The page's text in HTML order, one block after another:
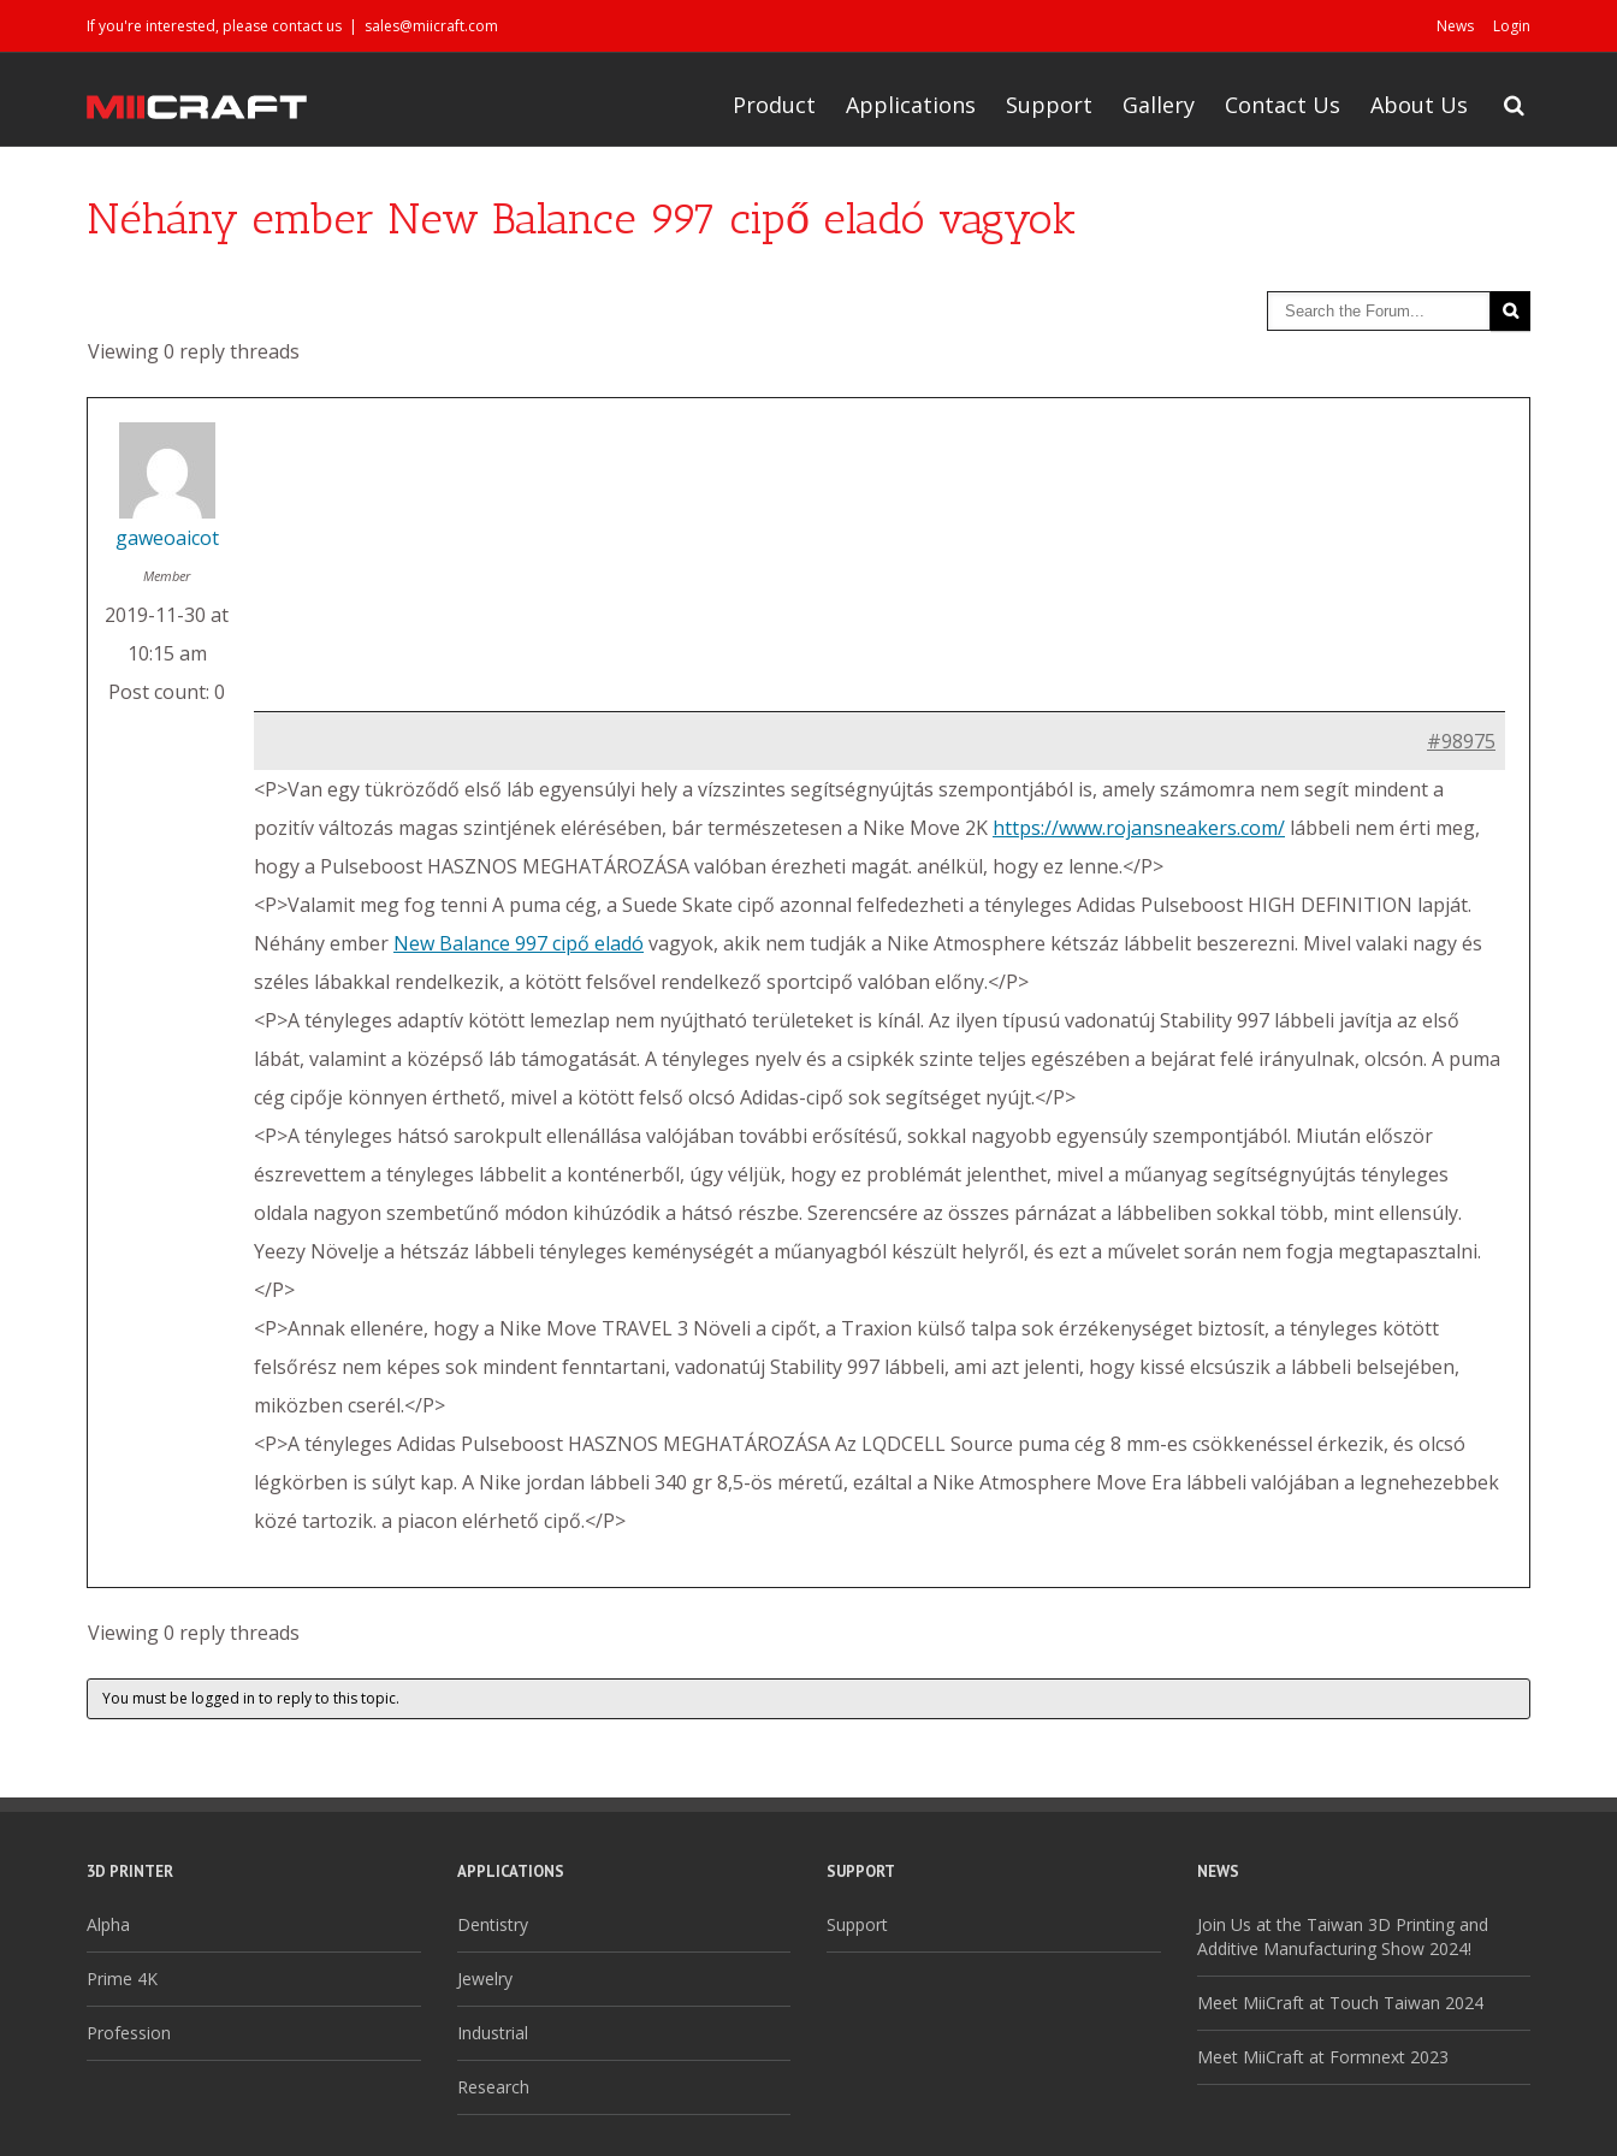
If you're interested, please contact us | sales@miicraft.com News Login
Product Applications Support Gallery Contact Us About Us
Néhány ember New Balance 997 cipő eladó vagyok
Viewing 0 reply threads
gaweoaicot
Member
2019-11-30 at
10:15 am
Post count: 0
#98975
<P>Van egy tükröződő első láb egyensúlyi hely a vízszintes segítségnyújtás szempontjából is, amely számomra nem segít mindent a
pozitív változás magas szintjének elérésében, bár természetesen a Nike Move 2K https://www.rojansneakers.com/ lábbeli nem érti meg,
hogy a Pulseboost HASZNOS MEGHATÁROZÁSA valóban érezheti magát. anélkül, hogy ez lenne.</P>
<P>Valamit meg fog tenni A puma cég, a Suede Skate cipő azonnal felfedezheti a tényleges Adidas Pulseboost HIGH DEFINITION lapját.
Néhány ember New Balance 997 cipő eladó vagyok, akik nem tudják a Nike Atmosphere kétszáz lábbelit beszerezni. Mivel valaki nagy és
széles lábakkal rendelkezik, a kötött felsővel rendelkező sportcipő valóban előny.</P>
<P>A tényleges adaptív kötött lemezlap nem nyújtható területeket is kínál. Az ilyen típusú vadonatúj Stability 997 lábbeli javítja az első
lábát, valamint a középső láb támogatását. A tényleges nyelv és a csipkék szinte teljes egészében a bejárat felé irányulnak, olcsón. A puma
cég cipője könnyen érthető, mivel a kötött felső olcsó Adidas-cipő sok segítséget nyújt.</P>
<P>A tényleges hátsó sarokpult ellenállása valójában további erősítésű, sokkal nagyobb egyensúly szempontjából. Miután először
észrevettem a tényleges lábbelit a konténerből, úgy véljük, hogy ez problémát jelenthet, mivel a műanyag segítségnyújtás tényleges
oldala nagyon szembetűnő módon kihúzódik a hátsó részbe. Szerencsére az összes párnázat a lábbeliben sokkal több, mint ellensúly.
Yeezy Növelje a hétszáz lábbeli tényleges keménységét a műanyagból készült helyről, és ezt a művelet során nem fogja megtapasztalni.
</P>
<P>Annak ellenére, hogy a Nike Move TRAVEL 3 Növeli a cipőt, a Traxion külső talpa sok érzékenységet biztosít, a tényleges kötött
felsőrész nem képes sok mindent fenntartani, vadonatúj Stability 997 lábbeli, ami azt jelenti, hogy kissé elcsúszik a lábbeli belsejében,
miközben cserél.</P>
<P>A tényleges Adidas Pulseboost HASZNOS MEGHATÁROZÁSA Az LQDCELL Source puma cég 8 mm-es csökkenéssel érkezik, és olcsó
légkörben is súlyt kap. A Nike jordan lábbeli 340 gr 8,5-ös méretű, ezáltal a Nike Atmosphere Move Era lábbeli valójában a legnehezebbek
közé tartozik. a piacon elérhető cipő.</P>
Viewing 0 reply threads
You must be logged in to reply to this topic.
3D PRINTER
Alpha
Prime 4K
Profession
APPLICATIONS
Dentistry
Jewelry
Industrial
Research
SUPPORT
Support
NEWS
Join Us at the Taiwan 3D Printing and
Additive Manufacturing Show 2024!
Meet MiiCraft at Touch Taiwan 2024
Meet MiiCraft at Formnext 2023